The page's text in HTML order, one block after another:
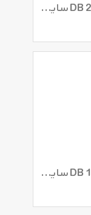
آچار لوله گیر ایران پتک مدل DB 2410 سایز 24 اینچ
آچار لوله گیر ایران پتک مدل DB 1810 سایز 18 اینچ